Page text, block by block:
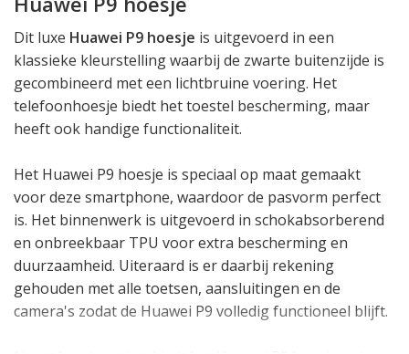
Dit luxe Huawei P9 hoesje is uitgevoerd in een
klassieke kleurstelling waarbij de zwarte buitenzijde is
gecombineerd met een lichtbruine voering. Het
telefoonhoesje biedt het toestel bescherming, maar
heeft ook handige functionaliteit.
Het Huawei P9 hoesje is speciaal op maat gemaakt
voor deze smartphone, waardoor de pasvorm perfect
is. Het binnenwerk is uitgevoerd in schokabsorberend
en onbreekbaar TPU voor extra bescherming en
duurzaamheid. Uiteraard is er daarbij rekening
gehouden met alle toetsen, aansluitingen en de
camera's zodat de Huawei P9 volledig functioneel blijft.